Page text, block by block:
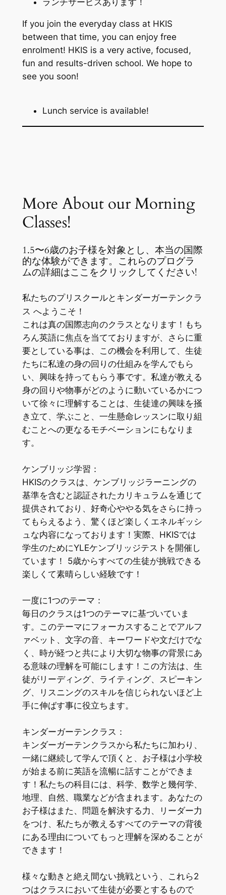
If you join the everyday class at HKIS
between that time, you can enjoy free
enrolment! HKIS is a very active, focused,
fun and results-driven school. We hope to
see you soon!
Lunch service is available!
More About our Morning
Classes!
1.5〜6歳のお子様を対象とし、 本当の国際
的な体験ができます。 これらのプログラ
ムの詳細はここをクリックしてください!
私たちのプリスクールとキンダーガーテンクラ
ス へようこそ！
これは真の国際志向のクラスとなります！ もち
ろん英語に焦点を当てておりますが、
さらに重
要としている事は、この機会を利用して、 生徒
たちに私達の身の回りの仕組みを学んでもら
い、 興味を持ってもらう事です。 私達が教える
身の回りや物事がどのように動いているかにつ
いて徐 々に理解することは、生徒達の興味を掻
き立て、学ぶこと、 一生懸命レッスンに取り組
むことへの更なるモチベーションにもな りま
す。
ケンブリッジ学習：
HKISのクラスは、 ケンブリッジラーニングの
基準を含むと認証されたカリキュラムを通じて
提供されており、 好奇心ややる気をさらに持っ
てもらえるよう、 驚くほど楽しくエネルギッシ
ュな内容になっております！実際、 HKISでは
学生のためにYLEケンブリッジテストを開催し
てい ます！ 5歳からすべての生徒が挑戦できる
楽しくて素晴らしい経験です！
一度に1つのテーマ：
毎日のクラスは1つのテーマに基づいていま
す。
このテーマにフォーカスすることでアルフ
ァベット、文字の音、 キーワードや文だけでな
く、 時が経つと共により大切な物事の背景にあ
る意味の理解を可能にし ます！この方法は、生
徒がリーディング、ライティング、
スピーキン
グ、
リスニングのスキルを信じられないほど上
手に伸ばす事に役立ちま す。
キンダーガーテンクラス：
キンダーガーテンクラスから私たちに加わり、
一緒に継続して学んで頂くと、 お子様は小学校
が始まる前に英語を流暢に話すことができま
す！ 私たちの科目には、科学、数学と幾何学、
地理、自然、 職業などが含まれます。あなたの
お子様はまた、 問題を解決する力、リーダー力
をつけ、 私たちが教えるすべてのテーマの背後
にある理由についてもっと理解を深めることが
できます！
様々な動きと絶え間ない挑戦という、
これら2
つはクラスにおいて生徒が必要とするもので